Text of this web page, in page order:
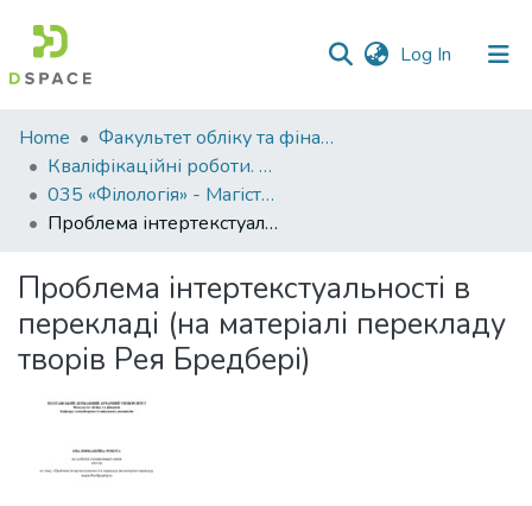
Log In (current)
Communities
&
Collections
All of DSpace
Statistics
Home
Факультет обліку та фінансів
Кваліфікаційні роботи. Факультет обліку та фінансів
035 «Філологія» - Магістри 2023-2024
Проблема інтертекстуальності в перекладі (на матеріалі перекладу творів Рея Бредбері)
Проблема інтертекстуальності в
перекладі (на матеріалі перекладу
творів Рея Бредбері)